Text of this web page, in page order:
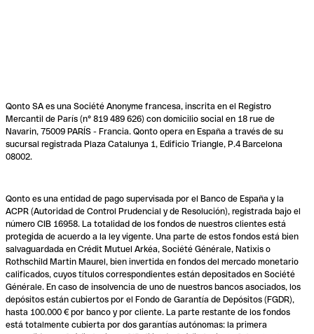
Qonto SA es una Société Anonyme francesa, inscrita en el Registro
Mercantil de París (n° 819 489 626) con domicilio social en 18 rue de
Navarin, 75009 PARÍS - Francia. Qonto opera en España a través de su
sucursal registrada Plaza Catalunya 1, Edificio Triangle, P.4 Barcelona
08002.
Qonto es una entidad de pago supervisada por el Banco de España y la
ACPR (Autoridad de Control Prudencial y de Resolución), registrada bajo el
número CIB 16958. La totalidad de los fondos de nuestros clientes está
protegida de acuerdo a la ley vigente. Una parte de estos fondos está bien
salvaguardada en Crédit Mutuel Arkéa, Société Générale, Natixis o
Rothschild Martin Maurel, bien invertida en fondos del mercado monetario
calificados, cuyos títulos correspondientes están depositados en Société
Générale. En caso de insolvencia de uno de nuestros bancos asociados, los
depósitos están cubiertos por el Fondo de Garantía de Depósitos (FGDR),
hasta 100.000 € por banco y por cliente. La parte restante de los fondos
está totalmente cubierta por dos garantías autónomas: la primera